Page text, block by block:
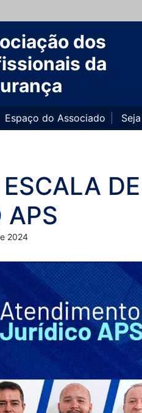
dos
da
Espaço do Associado
APS
2024